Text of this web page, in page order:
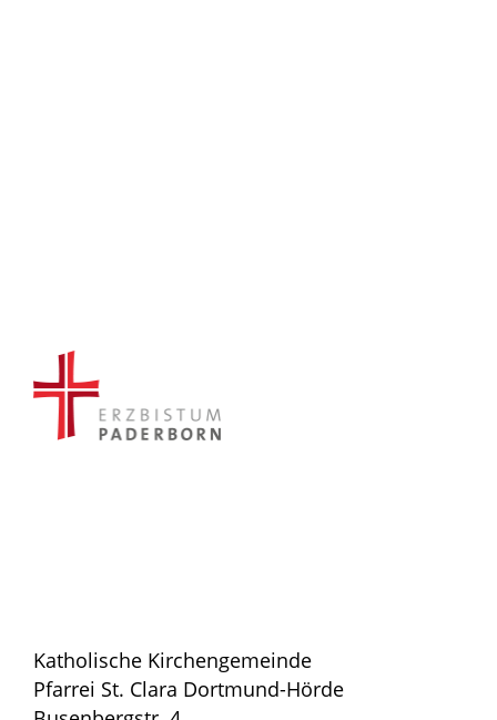
Katholische Kirchengemeinde
Pfarrei St. Clara Dortmund-Hörde